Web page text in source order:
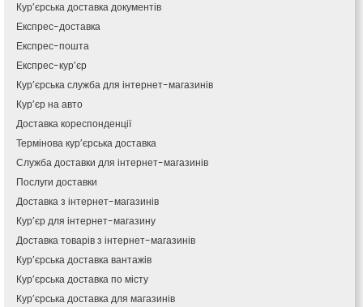
Кур’єрська доставка документів
Експрес-доставка
Експрес-пошта
Експрес-кур’єр
Кур’єрська служба для інтернет-магазинів
Кур’єр на авто
Доставка кореспонденції
Термінова кур’єрська доставка
Служба доставки для інтернет-магазинів
Послуги доставки
Доставка з інтернет-магазинів
Кур’єр для інтернет-магазину
Доставка товарів з інтернет-магазинів
Кур’єрська доставка вантажів
Кур’єрська доставка по місту
Кур’єрська доставка для магазинів
Кобеляки
Коцюбинське
Конотоп
Коростень
Корсунь-Шевченківський
Костопіль
Ковель
Козин
Красноград
Кременчук
Кременець
Кривий Ріг
Кролевець
Кропивницький
Крихівці
Крюківщина